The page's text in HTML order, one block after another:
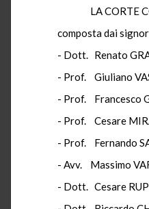
LA CORTE
composta dai
- Dott. Renato
- Prof. Giuliano
- Prof. Francesco
- Prof. Cesare
- Prof. Fernando
- Avv. Massimo
- Dott. Cesare